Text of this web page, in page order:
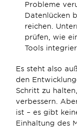
Probleme
Datenlücken
reichen.
prüfen, wie
Tools
Es steht also
den
Schritt zu
verbessern.
ist – es gibt
Einhaltung des